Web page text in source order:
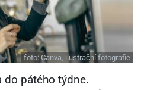
foto:Canva, ilustrační fotografie
do pátého týdne.